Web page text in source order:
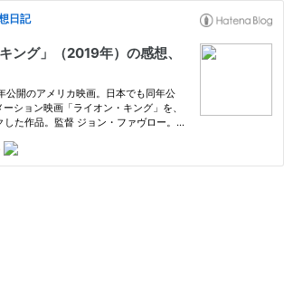
日記
ング」（2019年）の感想、
公開のアメリカ映画。日本でも同年公
ション映画「ライオン・キング」を、
た作品。監督 ジョン・ファヴロー。日
ャーズ。 (C) 2019 Disney Enterprises,